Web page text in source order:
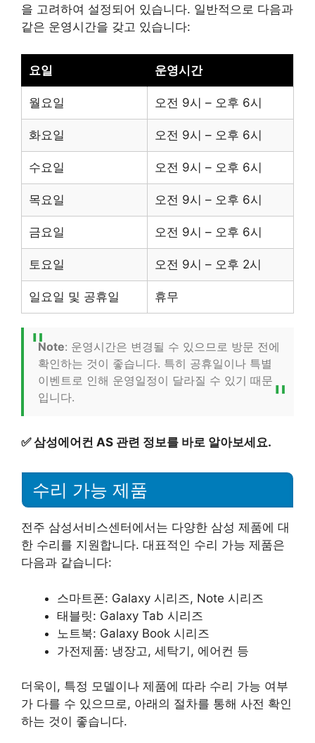
을 고려하여 설정되어 있습니다. 일반적으로 다음과
같은 운영시간을 갖고 있습니다:
요일 운영시간
월요일 오전 9시 – 오후 6시
화요일 오전 9시 – 오후 6시
수요일 오전 9시 – 오후 6시
목요일 오전 9시 – 오후 6시
금요일 오전 9시 – 오후 6시
토요일 오전 9시 – 오후 2시
일요일 및 공휴일 휴무
Note: 운영시간은 변경될 수 있으므로 방문 전에
확인하는 것이 좋습니다. 특히 공휴일이나 특별
이벤트로 인해 운영일정이 달라질 수 있기 때문
입니다.
✅삼성에어컨 AS 관련 정보를 바로 알아보세요.
수리 가능 제품
전주 삼성서비스센터에서는 다양한 삼성 제품에 대
한 수리를 지원합니다. 대표적인 수리 가능 제품은
다음과 같습니다:
스마트폰: Galaxy 시리즈, Note 시리즈
태블릿: Galaxy Tab 시리즈
노트북: Galaxy Book 시리즈
가전제품: 냉장고, 세탁기, 에어컨 등
더욱이, 특정 모델이나 제품에 따라 수리 가능 여부
가 다를 수 있으므로, 아래의 절차를 통해 사전 확인
하는 것이 좋습니다.